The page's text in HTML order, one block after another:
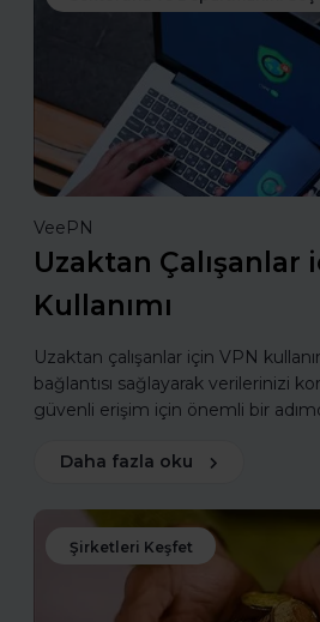
VeePN
Uzaktan Çalışanlar
Kullanımı
Uzaktan çalışanlar için VPN
bağlantısı sağlayarak verilerinizi
güvenli erişim için önemli bir
Daha fazla oku
Şirketleri Keşfet